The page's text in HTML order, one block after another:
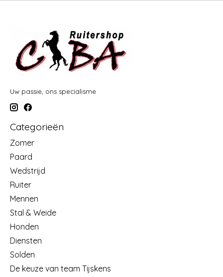
Uw passie, ons specialisme
Categorieën
Zomer
Paard
Wedstrijd
Ruiter
Mennen
Stal & Weide
Honden
Diensten
Solden
De keuze van team Tijskens